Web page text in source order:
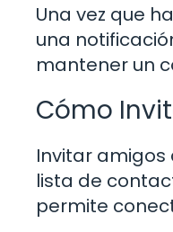
Una vez que
una
mantener un
Cómo
Invitar
lista de
permite